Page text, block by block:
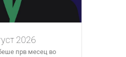
2026
прв месец во